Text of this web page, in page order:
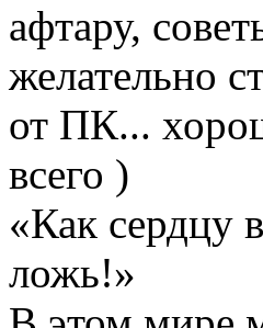
афтару,
желательно
от ПК...
всего )
«Как сердцу
ложь!»